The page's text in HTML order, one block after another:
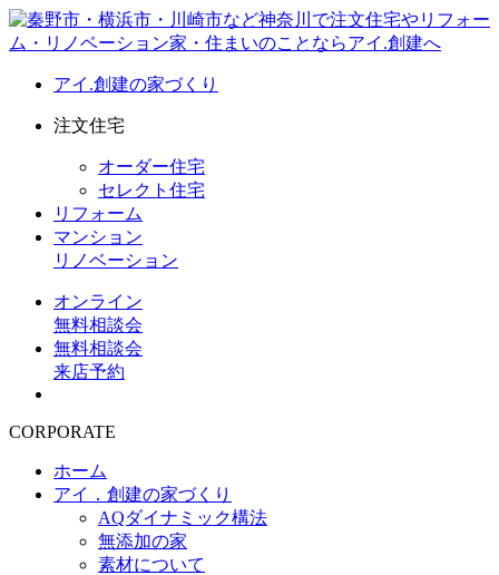
アイ.創建の家づくり
注文住宅
オーダー住宅
セレクト住宅
リフォーム
マンション
リノベーション
オンライン
無料相談会
無料相談会
来店予約
CORPORATE
ホーム
アイ．創建の家づくり
AQダイナミック構法
無添加の家
素材について